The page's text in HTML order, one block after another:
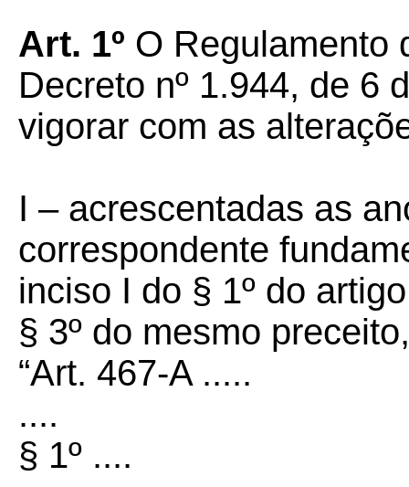
Art. 1º O Regulamento
Decreto nº 1.944, de 6
vigorar com as
I – acrescentadas as
correspondente
inciso I do § 1º do
§ 3º do mesmo
“Art. 467-A .....
....
§ 1º ....